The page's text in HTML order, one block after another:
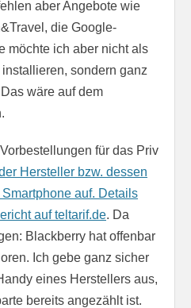
aber Angebote wie
die Google-
möchte ich aber nicht als
sondern ganz
wäre auf dem
für das Priv
Hersteller bzw. dessen
auf. Details
auf teltarif.de. Da
Blackberry hat offenbar
Ich gebe ganz sicher
eines Herstellers aus,
bereits angezählt ist.